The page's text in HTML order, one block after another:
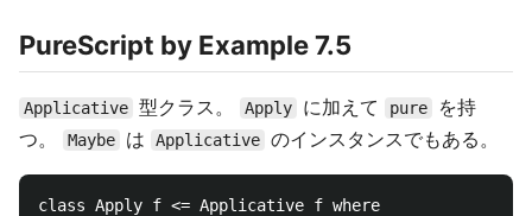
PureScript by Example 7.5
Applicative 型クラス。 Apply に加えて pure
を持
つ。
Maybe は Applicative のインスタンスでもある。
class Apply f <= Applicative f where